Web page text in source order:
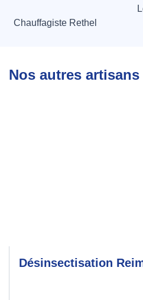
Chauffagiste Rethel
Nos autres artisans
Désinsectisation